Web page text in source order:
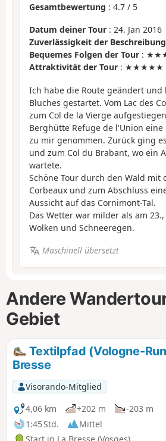
Gesamtbewertung : 4.7 / 5
Datum deiner Tour : 24. Jan 2016
Zuverlässigkeit der Beschreibung
Bequemes Folgen der Tour :
Attraktivität der Tour : ★★★★★
Ich habe die Route geändert und
Bluches gestartet. Vom Lac des
zum Col de la Vierge
Berghütte Refuge de l'Union eine
zu mir genommen. Zurück ging
und zum Col du Brabant, wo ein
wartete.
Schöne Tour durch den Wald mit
Corbeaux und zum Abschluss
Aussicht auf das Cornimont-Tal.
Das Wetter war milder als am
Wolken und Schneeregen.
Maschinell übersetzt
Andere
Gebiet
Textilpfad (Vologne-
Bresse
Visorando-Mitglied
4,06 km
+202 m
-203 m
1:45 Std.
Mittel